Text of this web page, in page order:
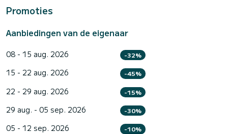
Promoties
Aanbiedingen van de eigenaar
08 - 15 aug. 2026 -32%
15 - 22 aug. 2026 -45%
22 - 29 aug. 2026 -15%
29 aug. - 05 sep. 2026 -30%
05 - 12 sep. 2026 -10%